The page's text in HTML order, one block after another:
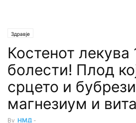
Здравје
Костенот лекува
болести! Плод
срцето и
магнезиум и
By НМД -